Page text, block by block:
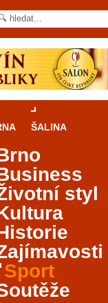
ŠALINA
styl
Sport